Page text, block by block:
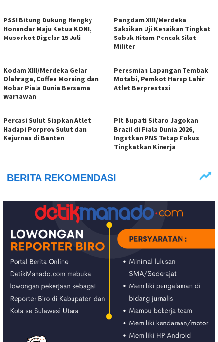
PSSI Bitung Dukung Hengky
Honandar Maju Ketua KONI,
Musorkot Digelar 15 Juli
Pangdam XIII/Merdeka
Saksikan Uji Kenaikan Tingkat
Sabuk Hitam Pencak Silat
Militer
Kodam XIII/Merdeka Gelar
Olahraga, Coffee Morning dan
Nobar Piala Dunia Bersama
Wartawan
Peresmian Lapangan Tembak
Motabi, Pemkot Harap Lahir
Atlet Berprestasi
Percasi Sulut Siapkan Atlet
Hadapi Porprov Sulut dan
Kejurnas di Banten
Plt Bupati Sitaro Jagokan
Brazil di Piala Dunia 2026,
Ingatkan PNS Tetap Fokus
Tingkatkan Kinerja